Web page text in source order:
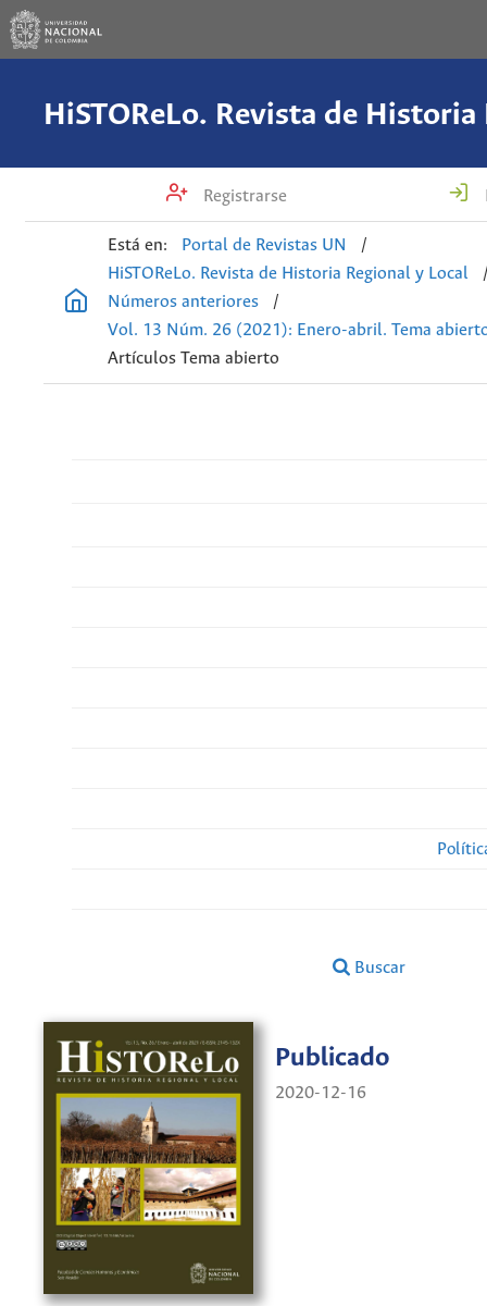
Registrarse
Está en: Portal de Revistas UN
/
HiSTOReLo. Revista de Historia Regional y Local
Números anteriores
/
Vol. 13 Núm. 26 (2021): Enero-abril. Tema
Artículos Tema abierto
Buscar
Publicado
2020-12-16